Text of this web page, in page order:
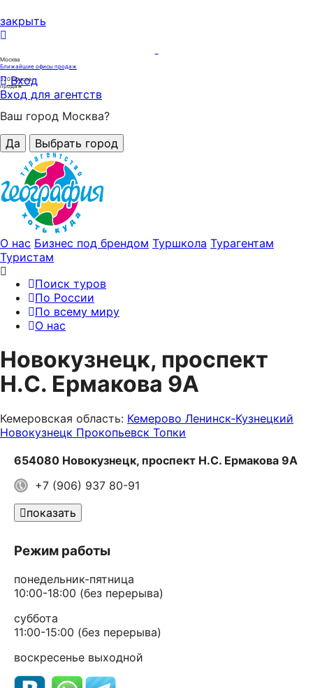
закрыть
Москва
Ближайшие офисы продаж
320офисов
продаж
Вход
Вход для агентств
Ваш город Москва?
Да
Выбрать город
О нас Бизнес под брендом Туршкола Турагентам
Туристам
Поиск туров
По России
По всему миру
О нас
Новокузнецк, проспект
Н.С. Ермакова 9А
Кемеровская область: Кемерово Ленинск-Кузнецкий
Новокузнецк Прокопьевск Топки
654080 Новокузнецк, проспект Н.С. Ермакова 9А
+7 (906) 937 80-91
показать
Режим работы
понедельник-пятница
10:00-18:00 (без перерыва)
суббота
11:00-15:00 (без перерыва)
воскресенье выходной